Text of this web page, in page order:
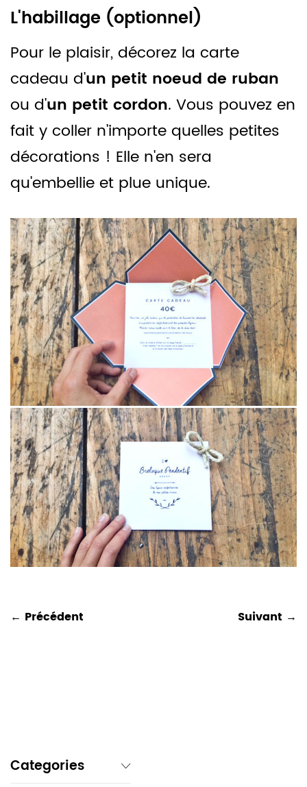
L'habillage (optionnel)
Pour le plaisir, décorez la carte
cadeau d'un petit noeud de ruban
ou d'un petit cordon. Vous pouvez en
fait y coller n'importe quelles petites
décorations ! Elle n'en sera
qu'embellie et plue unique.
← Précédent Suivant →
Categories